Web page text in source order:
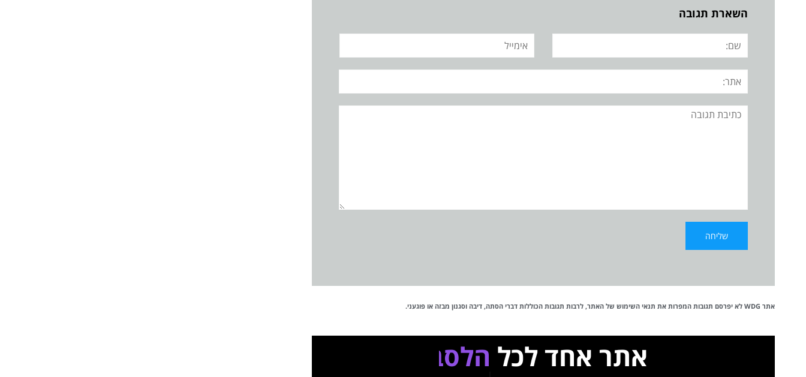
השארת תגובה
שם: אימייל
אתר:
תגובה
אתר WDG לא יפרסם תגובות המפרות את תנאי השימוש של האתר, לרבות תגובות הכוללות דברי הסתה, דיבה וסגנון מבזה או פוגעני.
אתר אחד לכלהלסביות